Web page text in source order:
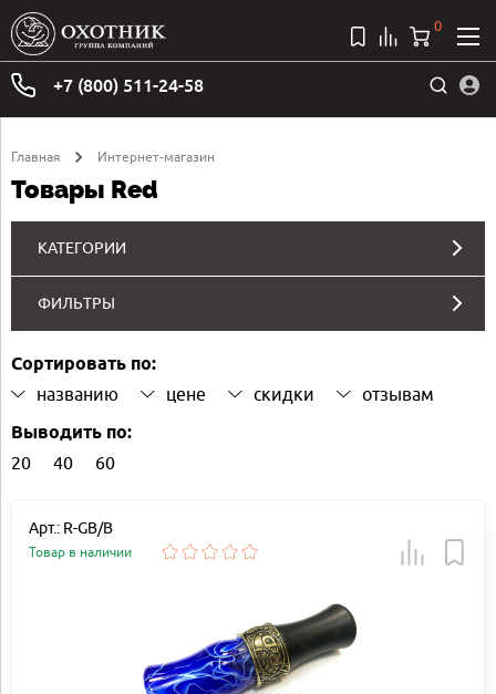
+7 (800) 511-24-58
0
Главная Интернет-магазин
Товары Red
КАТЕГОРИИ
ФИЛЬТРЫ
Сортировать по:
названию цене скидки отзывам
Выводить по:
20 40 60
Арт.: R-GB/B
Товар в наличии